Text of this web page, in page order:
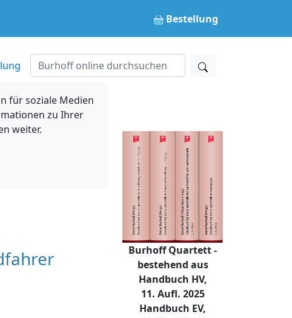
Bestellung
für soziale Medien
zu Ihrer
weiter.
Burhoff Quartett -
bestehend aus
Handbuch HV,
11. Aufl. 2025
Handbuch EV,